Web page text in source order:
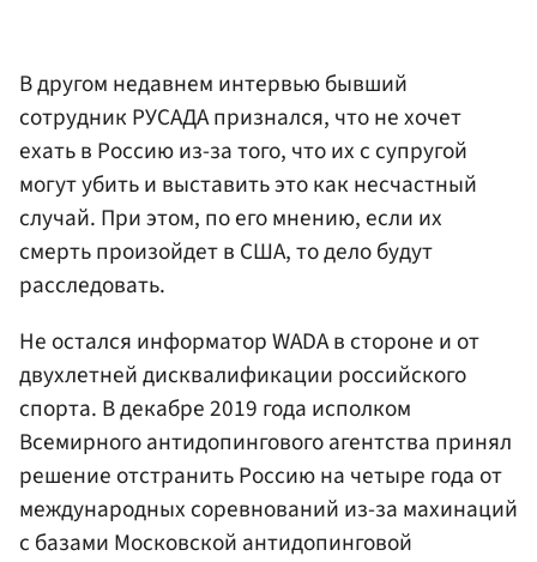
В другом недавнем интервью бывший
сотрудник РУСАДА признался, что не хочет
ехать в Россию из-за того, что их с супругой
могут убить и выставить это как несчастный
случай. При этом, по его мнению, если их
смерть произойдет в США, то дело будут
расследовать.
Не остался информатор WADA в стороне и от
двухлетней дисквалификации российского
спорта. В декабре 2019 года исполком
Всемирного антидопингового агентства принял
решение отстранить Россию на четыре года от
международных соревнований из-за махинаций
с базами Московской антидопинговой